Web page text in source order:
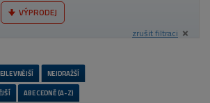
VÝPRODEJ
zrušit filtraci